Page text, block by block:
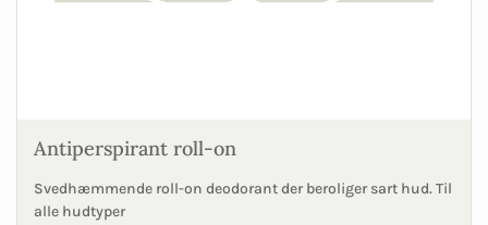
Antiperspirant roll-on
Svedhæmmende roll-on deodorant der beroliger sart hud. Til
alle hudtyper